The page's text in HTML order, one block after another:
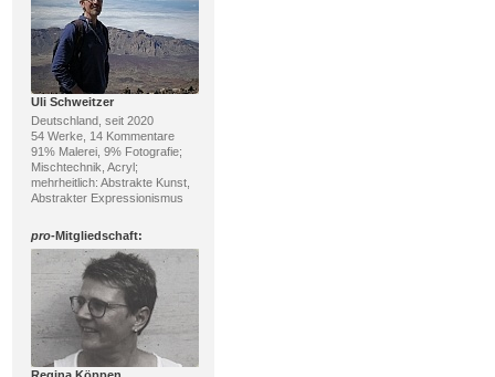
Uli Schweitzer
Deutschland, seit 2020
54 Werke, 14 Kommentare
91% Malerei, 9% Fotografie;
Mischtechnik, Acryl;
mehrheitlich: Abstrakte Kunst,
Abstrakter Expressionismus
pro-Mitgliedschaft: